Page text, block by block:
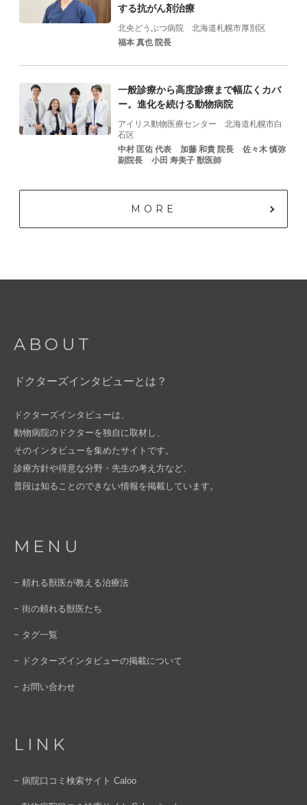
する抗がん剤治療
北央どうぶつ病院 北海道札幌市厚別区
福本 真也 院長
一般診療から高度診療まで幅広くカバ
ー。進化を続ける動物病院
アイリス動物医療センター 北海道札幌市白
石区
中村 匡佑 代表
加藤 和貴 院⻑
佐々⽊ 慎弥
副院⻑
⼩⽥ 寿美⼦ 獣医師
MORE
ABOUT
ドクターズインタビューとは？
ドクターズインタビューは、
動物病院のドクターを独自に取材し、
そのインタビューを集めたサイトです。
診療方針や得意な分野・先生の考え方など、
普段は知ることのできない情報を掲載しています。
MENU
− 頼れる獣医が教える治療法
− 街の頼れる獣医たち
− タグ一覧
− ドクターズインタビューの掲載について
− お問い合わせ
LINK
− 病院口コミ検索サイト Caloo